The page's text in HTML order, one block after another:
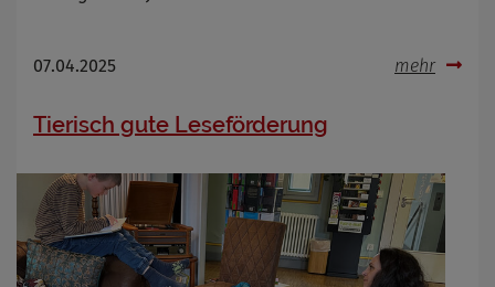
07.04.2025 mehr
Tierisch gute Leseförderung